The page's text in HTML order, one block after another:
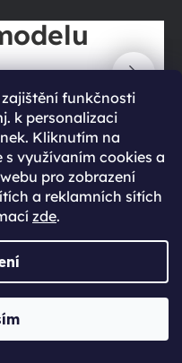
funkčnosti
k personalizaci
Kliknutím na
využívaním cookies a
pro zobrazení
a reklamních sítích
zde.